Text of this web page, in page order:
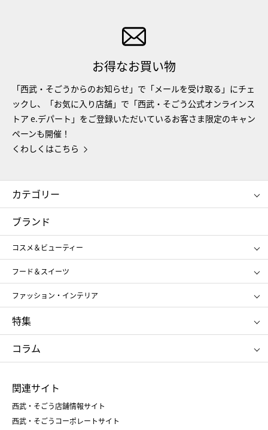
お得なお買い物
「西武・そごうからのお知らせ」で「メールを受け取る」にチェ
ックし、「お気に入り店舗」で「西武・そごう公式オンラインス
トア e.デパート」をご登録いただいているお客さま限定のキャン
ペーンも開催！
くわしくはこちら
カテゴリー
コスメ＆ビューティー
ギフト
レディース
メンズ
スポーツ・アウトドア
お中元
お歳暮
ブランド
コスメ＆ビューティー
SHISEIDO
ポール&ジョー ボーテ
ジルスチュアート
NARS
RMK
クリニーク
SK-Ⅱ
フード＆スイーツ
アンリ・シャルパンティエ
ゴディバ
新宿高野
たねや
ねんりん家
ファッション・インテリア
ポロ ラルフ ローレン
タケオ キクチ
ママ＆キッズ
シュタイフ
特集
お中元
ひな人形
五月人形
父の日
クリスマスケーキ
コラム
菓子折り
和菓子
人気のギフト
関連サイト
西武・そごう店舗情報サイト
西武・そごうコーポレートサイト